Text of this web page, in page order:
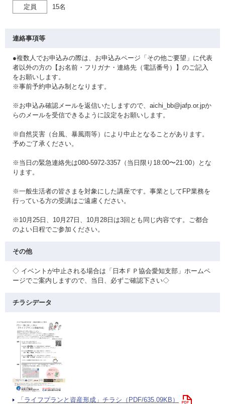
定員 15名
連絡事項等
●複数人でお申込みの際は、お申込みページ「その他ご要望」に代表
者以外の方の【お名前・フリガナ・連絡先（電話番号）】のご記入
をお願いします。
※事前予約申込み制となります。
※お申込み確認メールを返信いたしますので、aichi_bb@jafp.or.jpか
らのメールを受信できるように設定をお願いします。
※自然災害（台風、暴風雨等）により中止となることがあります。
予めご了承ください。
※当日の緊急連絡先は080-5972-3357（当日限り18:00〜21:00）とな
ります。
※一般生活者の皆さまを対象にした講座です。事業としてFP業務を
行っている方の受講はご遠慮ください。
※10月25日、10月27日、10月28日は3回とも同じ内容です。ご都合
のよい日程でご参加ください。
その他
◇ イベントが中止される場合は「日本ＦＰ協会愛知支部」ホームペ
ージでご案内しますので、当日、必ずご確認下さい◇
チラシデータ
「ライフプランと資産形成」チラシ（PDF/635.09KB）